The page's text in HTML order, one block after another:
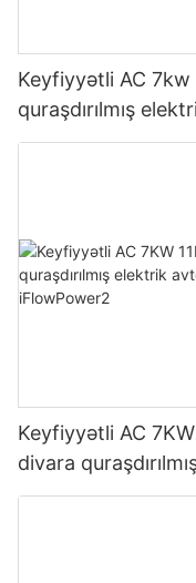
Keyfiyyətli AC 7kw
quraşdırılmış
stansiyası
Keyfiyyətli AC
divara
stansiyası